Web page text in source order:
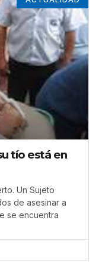
tío está en
Un Sujeto
de asesinar a
se encuentra